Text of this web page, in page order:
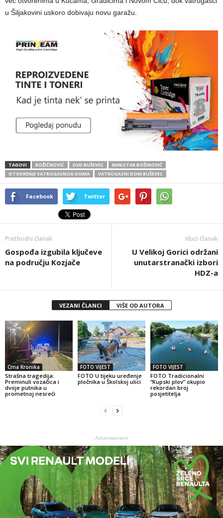
u Šiljakovini uskoro dobivaju novu garažu.
TAGOVI BOŽIĆNOVIĆ DVD BUŠEVEC
MINISTAR BOŽINOVIĆ
OTVORENJE VATROGASNOG DOMA
VATROGASNI DOM BUŠEVEC
Facebook Twitter
Prethodni članak
Gospođa izgubila ključeve
na području Kozjače
Idući članak
U Velikoj Gorici održani
unutarstranački izbori
HDZ-a
VEZANI ČLANCI VIŠE OD AUTORA
Crna Kronika
Strašna tragedija:
Preminuli vozačica i
dvoje putnika u
prometnoj nesreći
FOTO VIJEST
FOTO U tijeku uređenje
pločnika u Školskoj ulici
FOTO VIJEST
FOTO Tradicionalni
“Kupski plov” okupio
rekordan broj
posjetitelja
- Advertisement -